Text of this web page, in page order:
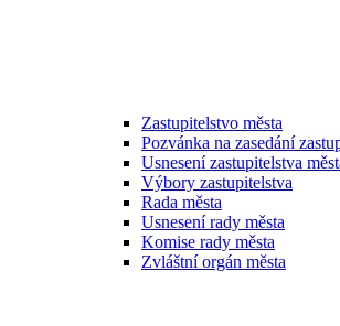
Zastupitelstvo města
Pozvánka na zasedání
Usnesení zastupitelstva
Výbory zastupitelstva
Rada města
Usnesení rady města
Komise rady města
Zvláštní orgán města